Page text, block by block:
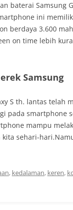
baterai Samsung
ini
berdaya 3.600
on time lebih
Samsung
S th. lantas telah
pada smartphone
mampu
sehari-
, kedalaman, keren,